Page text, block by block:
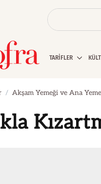
TARİFLER
Akşam Yemeği ve Ana